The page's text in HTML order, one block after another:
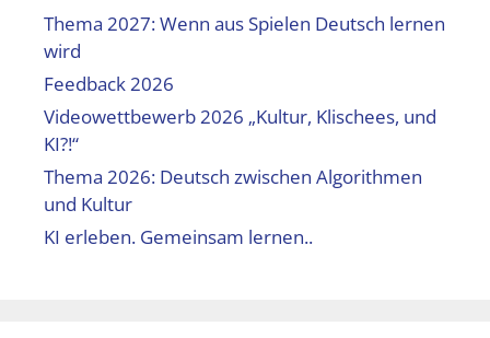
Thema 2027: Wenn aus Spielen Deutsch lernen
wird
Feedback 2026
Videowettbewerb 2026 „Kultur, Klischees, und
KI?!“
Thema 2026: Deutsch zwischen Algorithmen
und Kultur
KI erleben. Gemeinsam lernen..